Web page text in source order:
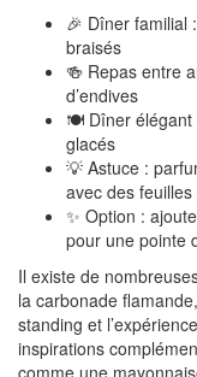
🎉 Dîner familial
braisés
🍻 Repas entre
d’endives
🍽 Dîner élégant
glacés
💡 Astuce :
avec des
✨ Option :
pour une pointe
Il existe de
la carbonade
standing et
inspirations
comme une